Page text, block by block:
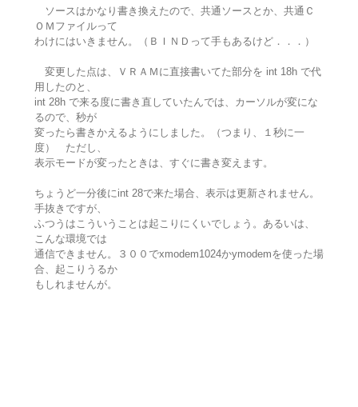
ソースはかなり書き換えたので、共通ソースとか、共通Ｃ
ＯＭファイルって
わけにはいきません。（ＢＩＮＤって手もあるけど．．．）
変更した点は、ＶＲＡＭに直接書いてた部分を int 18h で代
用したのと、
int 28h で来る度に書き直していたんでは、カーソルが変にな
るので、秒が
変ったら書きかえるようにしました。（つまり、１秒に一
度） ただし、
表示モードが変ったときは、すぐに書き変えます。
ちょうど一分後にint 28で来た場合、表示は更新されません。
手抜きですが、
ふつうはこういうことは起こりにくいでしょう。あるいは、
こんな環境では
通信できません。３００でxmodem1024かymodemを使った場
合、起こりうるか
もしれませんが。